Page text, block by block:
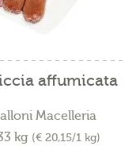
affumicata
Macelleria
kg (€ 20,15/1 kg)